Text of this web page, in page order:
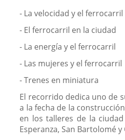
- La velocidad y el ferrocarril
- El ferrocarril en la ciudad
- La energía y el ferrocarril
- Las mujeres y el ferrocarril
- Trenes en miniatura
El recorrido dedica uno de
a la fecha de la
en los talleres de la
Esperanza, San Bartolomé y